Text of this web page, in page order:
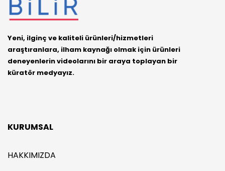
Yeni, ilginç ve kaliteli ürünleri/hizmetleri
araştıranlara, ilham kaynağı olmak için ürünleri
deneyenlerin videolarını bir araya toplayan bir
küratör medyayız.
KURUMSAL
HAKKIMIZDA